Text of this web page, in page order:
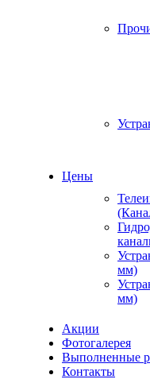
Цены
мм)
мм)
Акции
Фотогалерея
Выполненные
Контакты